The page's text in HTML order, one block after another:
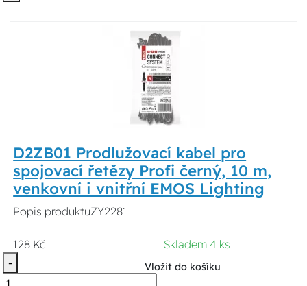
D2ZB01 Prodlužovací kabel pro
spojovací řetězy Profi černý, 10 m,
venkovní i vnitřní EMOS Lighting
Popis produktuZY2281
128 Kč
Skladem 4 ks
-
Vložit do košíku